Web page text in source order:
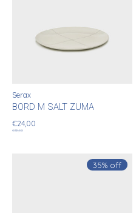
Serax
BORD M SALT ZUMA
€24,00
€38,50
35% off